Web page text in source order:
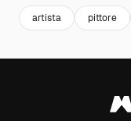
artista pittore